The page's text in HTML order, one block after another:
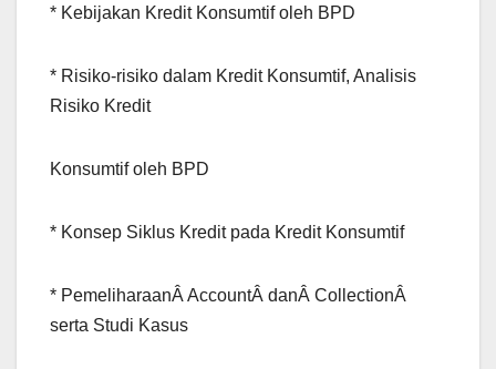
* Kebijakan Kredit Konsumtif oleh BPD
* Risiko-risiko dalam Kredit Konsumtif, Analisis
Risiko Kredit
Konsumtif oleh BPD
* Konsep Siklus Kredit pada Kredit Konsumtif
* PemeliharaanÂ AccountÂ danÂ CollectionÂ
serta Studi Kasus